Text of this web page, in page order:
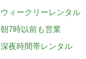
ウィークリーレンタル
朝7時以前も営業
深夜時間帯レンタル